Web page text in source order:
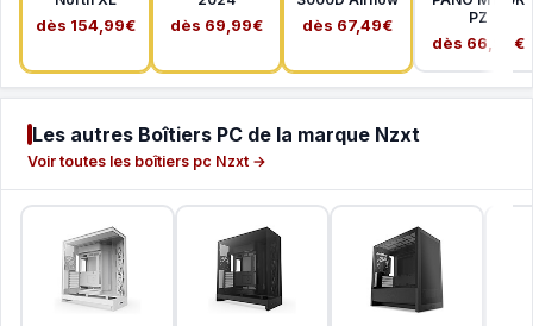
dès 154,99€ dès 69,99€ dès 67,49€
PZ
dès 66,99€
Les autres Boîtiers PC de la marque Nzxt
Voir toutes les boîtiers pc Nzxt →